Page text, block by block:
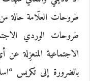
طروحات العلّامة حالة
طروحات الوردي
الاجتماعية المنعزِلة
بالضرورة إلى تكريس